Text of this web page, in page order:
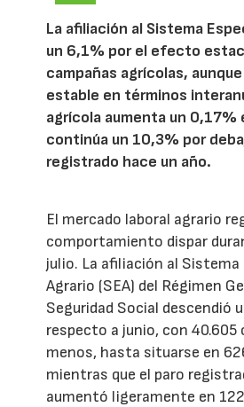
La afiliación al Sistema
un 6,1% por el efecto
campañas agrícolas,
estable en términos
agrícola aumenta un 0,17%
continúa un 10,3% por
registrado hace un año.
El mercado laboral agrario
comportamiento dispar
julio. La afiliación al Sistema
Agrario (SEA) del Régimen
Seguridad Social descendió
respecto a junio, con
menos, hasta situarse en
mientras que el paro
aumentó ligeramente en